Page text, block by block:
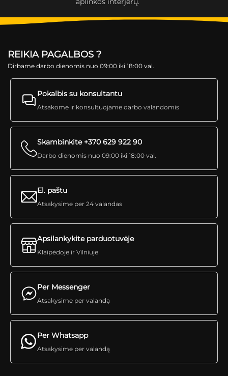
REIKIA PAGALBOS ?
Dirbame darbo dienomis nuo 09:00 iki 18:00 val.
Pokalbis su konsultantu
Atsakome ir konsultuojame darbo valandomis
Skambinkite +370 629 922 90
Darbo dienomis nuo 09:00 iki 18:00 val.
Per Messenger
Atsakysime per valandą
El. paštu
Atsakysime per 24 valandas
Apsilankykite parduotuvėje
Klaipėdoje ir Vilniuje
Per Whatsapp
Atsakysime per valandą